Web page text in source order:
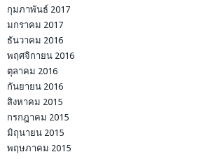
กุมภาพันธ์ 2017
มกราคม 2017
ธันวาคม 2016
พฤศจิกายน 2016
ตุลาคม 2016
กันยายน 2016
สิงหาคม 2015
กรกฎาคม 2015
มิถุนายน 2015
พฤษภาคม 2015